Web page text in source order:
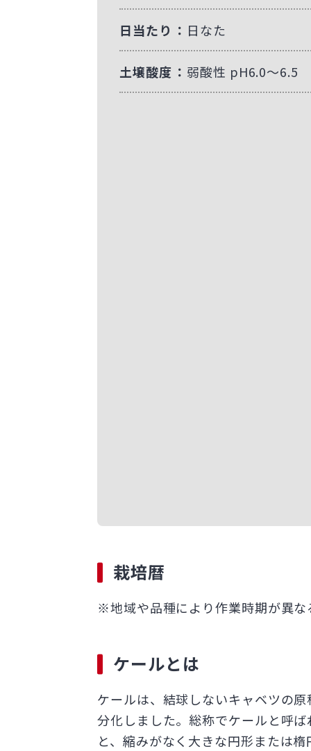
日当たり 日なた
土壌酸度 弱酸性 pH6.0～6.5
栽培暦
※地域や品種により作業時期が異
ケールとは
ケールは、結球しないキャベツの
分化しました。総称でケールと呼
と、縮みがなく大きな円形または